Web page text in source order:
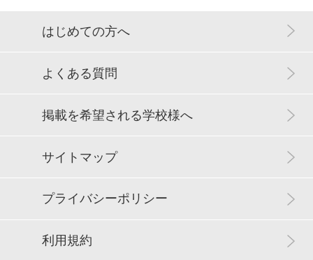
はじめての方へ
よくある質問
掲載を希望される学校様へ
サイトマップ
プライバシーポリシー
利用規約